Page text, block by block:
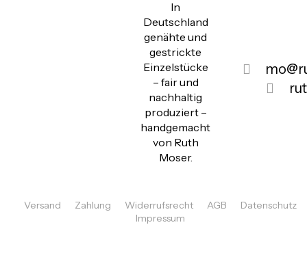
In
Deutschland
genähte und
gestrickte
Einzelstücke
– fair und
nachhaltig
produziert –
handgemacht
von Ruth
Moser.
Versand Zahlung Widerrufsrecht AGB
Datenschutz
Impressum